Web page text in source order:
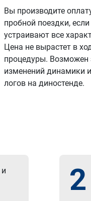
Вы производите
пробной поездки,
устраивают все
Цена не вырастет в
процедуры. Возможен
изменений динамики
логов на диностенде.
и
2